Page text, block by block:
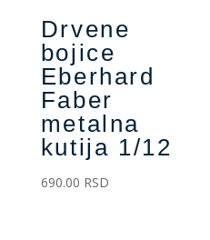
Drvene
bojice
Eberhard
Faber
metalna
kutija 1/12
690.00 RSD